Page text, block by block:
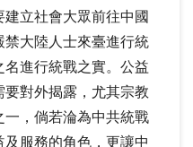
立社會大眾前往中國
禁大陸人士來臺進行統
進行統戰之實。公益
要對外揭露，尤其宗教
一，倘若淪為中共統戰
服務的角色，更讓中